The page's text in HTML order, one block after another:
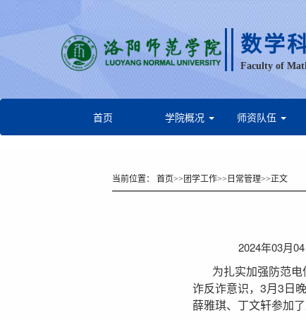
数学
Faculty of
首页 学院概况 师资队伍
当前位置： 首页>> 团学工作>> 日常管理>>正文
2024年03月
为扎实加强防范
诈反诈意识，3月3日
薛雅琪、丁文轩参加了